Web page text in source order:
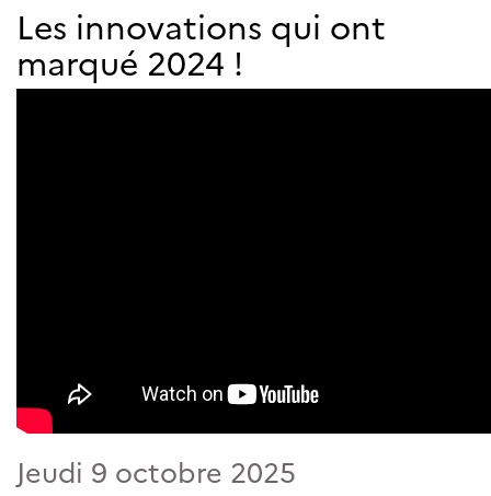
Les innovations qui ont
marqué 2024 !
Jeudi 9 octobre 2025